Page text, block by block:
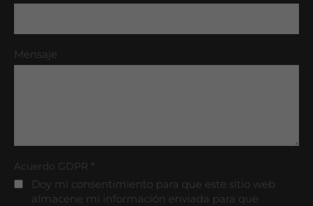
Mensaje
Acuerdo GDPR *
Doy mi consentimiento para que este sitio web
almacene mi información enviada para que